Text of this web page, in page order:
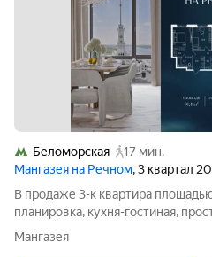
Беломорская
17 мин.
Мангазея на Речном, 3 квартал
В продаже 3-к квартира
планировка, кухня-гостиная,
гардеробная. Квартира
Мангазея